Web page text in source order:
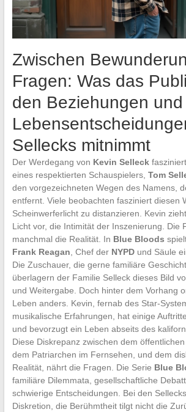
Zwischen
Fragen: Was das
den Beziehungen und
Sellecks mitnimmt
Der Werdegang von Kevin Selleck
eines respektierten Schauspielers, Tom
den vorgezeichneten Wegen des Namens,
entfernt. Viele beobachten fasziniert diesen
Scheinwerferlicht zu distanzieren. Kevin
Licht vor, die Intimität der Inszenierung. Die
manchmal die Realität. In Blue Bloods
Frank Reagan , Chef der NYPDund Säule
Die Zuschauer, die gerne familiäre
überlagern der Familie Selleck dieses Bild
und Weitergabe. Doch hinter dem Vorhang
Leben anders. Kevin, fernab des Star-
musikalische Erfahrungen, hat einige
und bevorzugt ein Leben abseits des
Diese Diskrepanz zwischen dem öffentlichen
dem Patriarchen im Fernsehen, und dem
Realität, nährt die Fragen. Die Serie Blue
familiäre Dilemmata, gesellschaftliche
schwierige Entscheidungen. Bei den
Diskretion, die Berühmtheit tilgt nicht die